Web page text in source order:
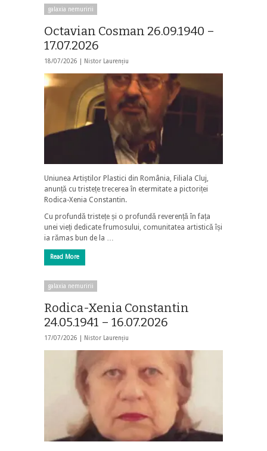
galaxia nemuririi
Octavian Cosman 26.09.1940 –
17.07.2026
18/07/2026 | Nistor Laurențiu
Uniunea Artiștilor Plastici din România, Filiala Cluj,
anunță cu tristețe trecerea în etermitate a pictoriței
Rodica-Xenia Constantin.
Cu profundă tristețe și o profundă reverență în fața
unei vieți dedicate frumosului, comunitatea artistică își
ia rămas bun de la …
Read More
galaxia nemuririi
Rodica-Xenia Constantin
24.05.1941 – 16.07.2026
17/07/2026 | Nistor Laurențiu